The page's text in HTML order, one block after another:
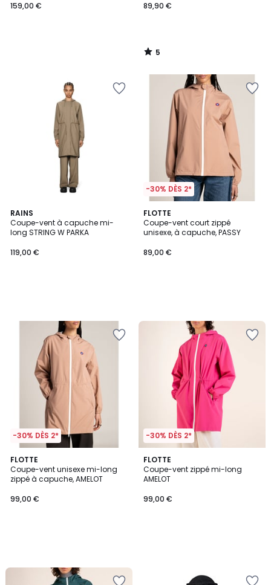
159,00 €
89,90 €
5
/
RAINS
Coupe-vent à capuche mi-
long STRING W PARKA
119,00 €
-30% DÈS 2*
FLOTTE
Coupe-vent court zippé
unisexe, à capuche, PASSY
89,00 €
-30% DÈS 2*
FLOTTE
Coupe-vent unisexe mi-long
zippé à capuche, AMELOT
99,00 €
-30% DÈS 2*
FLOTTE
Coupe-vent zippé mi-long
AMELOT
99,00 €